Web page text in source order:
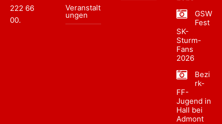
222 66
00.
Veranstalt
ungen
GSW
Fest
SK-
Sturm-
Fans
2026
Bezi
rk-
FF-
Jugend in
Hall bei
Admont